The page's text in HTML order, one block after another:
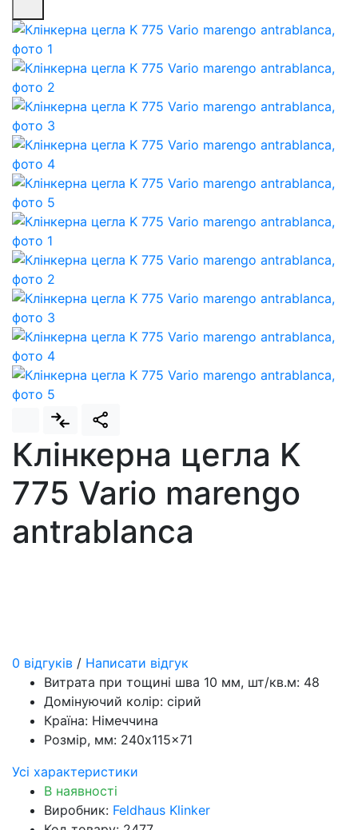
Клінкерна цегла K
775 Vario marengo
antrablanca
0 відгуків / Написати відгук
Витрата при тощині шва 10 мм, шт/кв.м: 48
Домінуючий колір: сірий
Країна: Німеччина
Розмір, мм: 240x115x71
Усі характеристики
В наявності
Виробник: Feldhaus Klinker